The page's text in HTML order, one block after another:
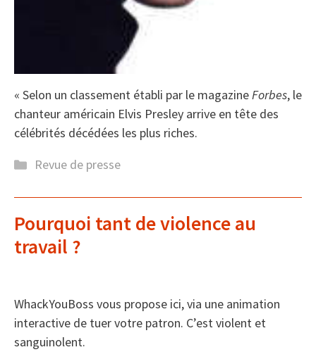
« Selon un classement établi par le magazineForbes, le
chanteur américain Elvis Presley arrive en tête des
célébrités décédées les plus riches.
Catégories
Revue de presse
Pourquoi tant de violence au
travail ?
WhackYouBoss vous propose ici, via une animation
interactive de tuer votre patron. C’est violent et
sanguinolent.